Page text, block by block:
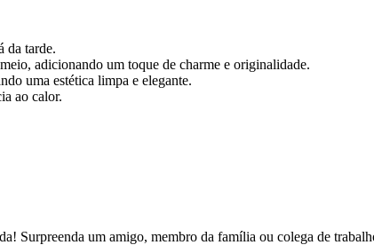
da tarde.
adicionando um toque de charme e originalidade.
uma estética limpa e elegante.
ao calor.
Surpreenda um amigo, membro da família ou colega de